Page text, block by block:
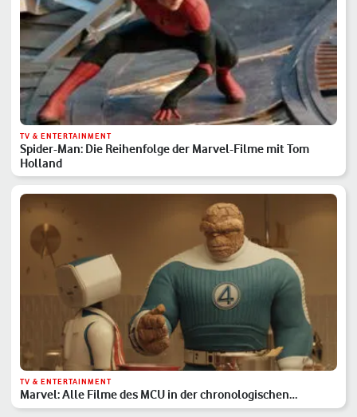
TV & ENTERTAINMENT
Spider-Man: Die Reihenfolge der Marvel-Filme mit Tom
Holland
TV & ENTERTAINMENT
Marvel: Alle Filme des MCU in der chronologischen
Reihenfolge